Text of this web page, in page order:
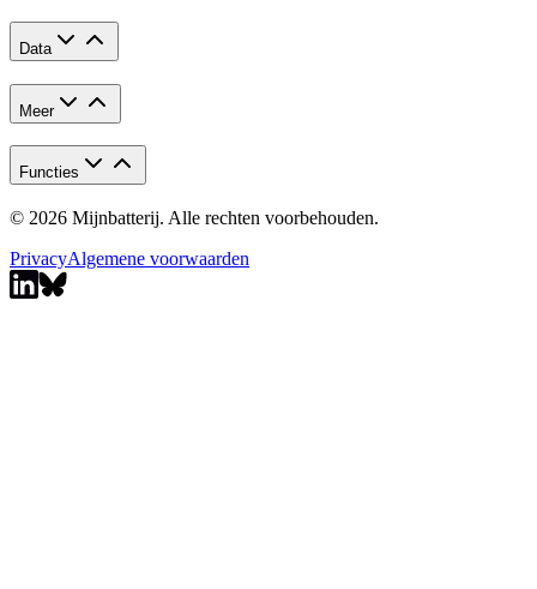
Data
Meer
Functies
© 2026 Mijnbatterij. Alle rechten voorbehouden.
PrivacyAlgemene voorwaarden